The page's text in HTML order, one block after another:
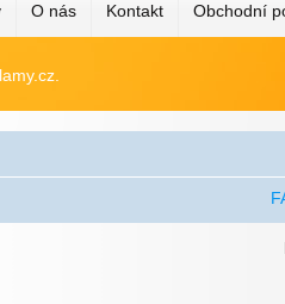
O nás Kontakt Obchodní